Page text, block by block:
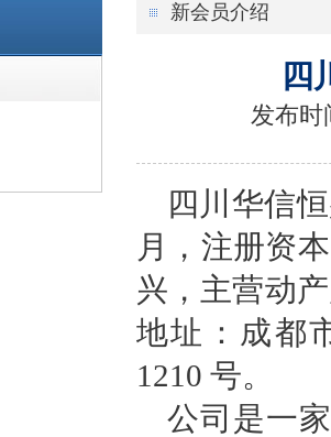
新会员介绍
四
发布
四川华信
月，注册资
兴，主营动
地址：成都
1210 号。
公司是一